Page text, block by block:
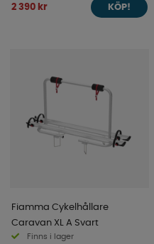
2 390 kr KÖP!
Fiamma Cykelhållare
Caravan XL A Svart
Finns i lager